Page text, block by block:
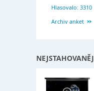
Hlasovalo: 3310
Archiv anket